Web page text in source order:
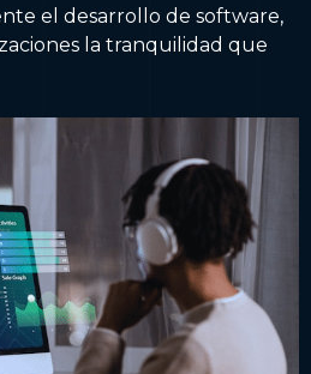
el desarrollo de software,
la tranquilidad que